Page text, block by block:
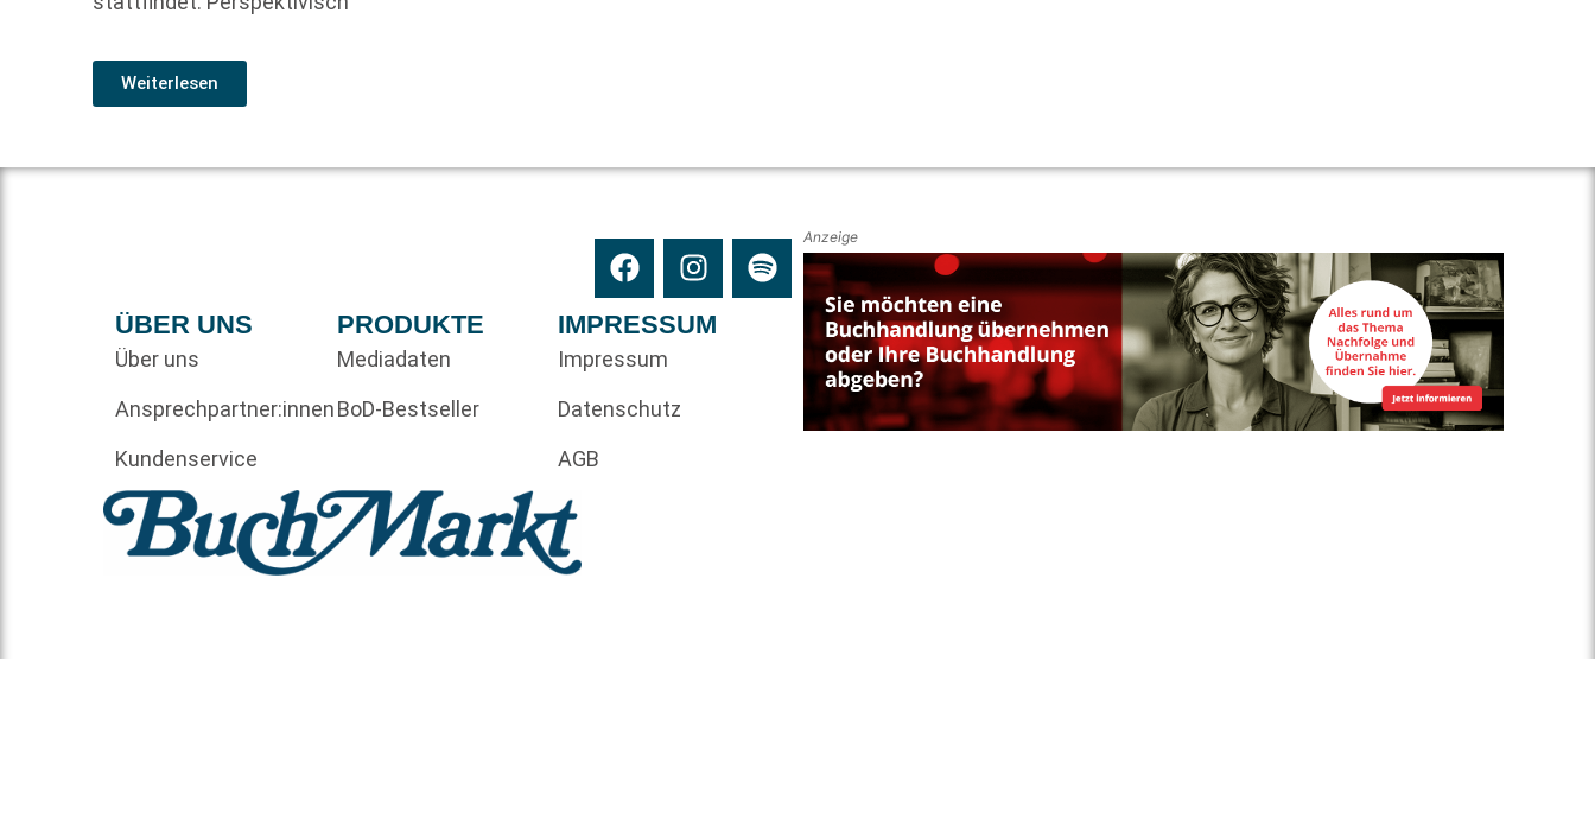
Weiterlesen
ÜBER UNS
Über uns
Ansprechpartner:innen
Kundenservice
PRODUKTE
Mediadaten
BoD-Bestseller
IMPRESSUM
Impressum
Datenschutz
AGB
Anzeige